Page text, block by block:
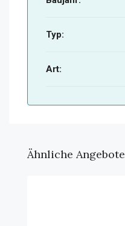
Typ:
Art:
Ähnliche Angebote